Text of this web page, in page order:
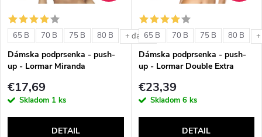
i
e
p
r
s
p
r
o
65 B 70 B 75 B 80 B + ďalšie
Dámska podprsenka - push-
up - Lormar Miranda
€17,69
Skladom 1 ks
DETAIL
65 B 70 B 75 B 80 B
Dámska podprsenka - push-
up - Lormar Double Extra
€23,39
Skladom 6 ks
DETAIL